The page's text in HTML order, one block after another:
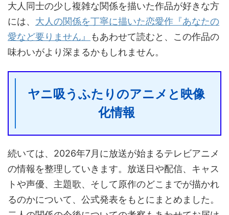
大人同士の少し複雑な関係を描いた作品が好きな方
には、 大人の関係を丁寧に描いた恋愛作『あなたの
愛など要りません』
もあわせて読むと、この作品の
味わいがより深まるかもしれません。
ヤニ吸うふたりのアニメと映像
化情報
続いては、2026年7月に放送が始まるテレビアニメ
の情報を整理していきます。放送日や配信、キャス
トや声優、主題歌、そして原作のどこまでが描かれ
るのかについて、公式発表をもとにまとめました。